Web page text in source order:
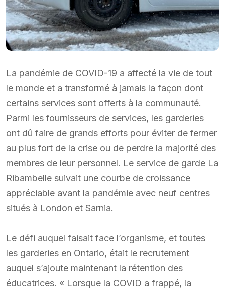
La pandémie de COVID-19 a affecté la vie de tout
le monde et a transformé à jamais la façon dont
certains services sont offerts à la communauté.
Parmi les fournisseurs de services, les garderies
ont dû faire de grands efforts pour éviter de fermer
au plus fort de la crise ou de perdre la majorité des
membres de leur personnel. Le service de garde La
Ribambelle suivait une courbe de croissance
appréciable avant la pandémie avec neuf centres
situés à London et Sarnia.
Le défi auquel faisait face l’organisme, et toutes
les garderies en Ontario, était le recrutement
auquel s’ajoute maintenant la rétention des
éducatrices. « Lorsque la COVID a frappé, la